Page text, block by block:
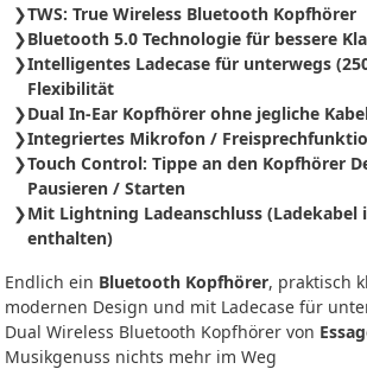
TWS: True Wireless Bluetooth Kopfhörer
Bluetooth 5.0 Technologie für bessere
Intelligentes Ladecase für unterwegs
Flexibilität
Dual In-Ear Kopfhörer ohne jegliche
Integriertes Mikrofon /
Touch Control: Tippe an den Kopfhörer
Pausieren / Starten
Mit Lightning Ladeanschluss (Ladekabel
enthalten)
Endlich ein Bluetooth Kopfhörer, praktisch
modernen Design und mit Ladecase für
Dual Wireless Bluetooth Kopfhörer von
Musikgenuss nichts mehr im Weg